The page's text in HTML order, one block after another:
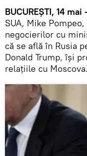
BUCUREȘTI, 14
SUA, Mike
negocierilor cu
că se află în Rusia
Donald Trump, își
relațiile cu Moscova.